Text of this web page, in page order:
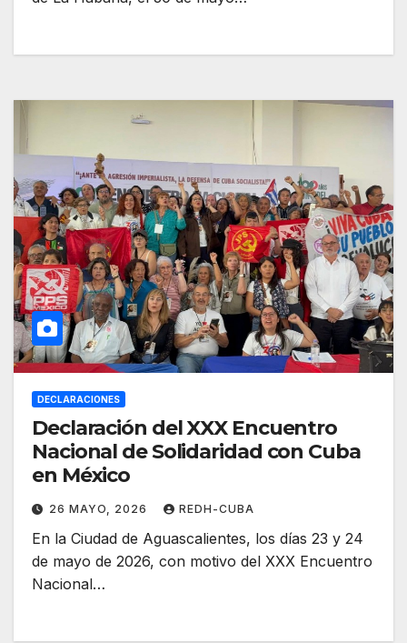
DECLARACIONES
Declaración del XXX Encuentro
Nacional de Solidaridad con Cuba
en México
26 MAYO, 2026 REDH-CUBA
En la Ciudad de Aguascalientes, los días 23 y 24
de mayo de 2026, con motivo del XXX Encuentro
Nacional…